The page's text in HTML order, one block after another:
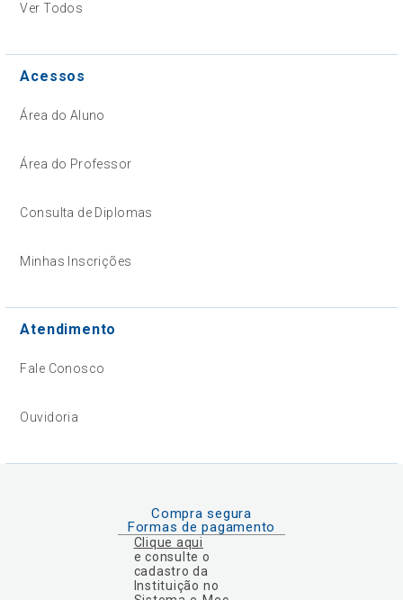
Ver Todos
Acessos
Área do Aluno
Área do Professor
Consulta de Diplomas
Minhas Inscrições
Atendimento
Fale Conosco
Ouvidoria
Compra segura
Formas de pagamento
Clique aqui
e consulte o
cadastro da
Instituição no